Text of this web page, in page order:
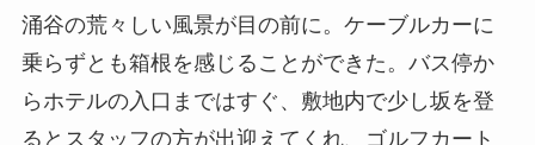
涌谷の荒々しい風景が目の前に。ケーブルカーに
乗らずとも箱根を感じることができた。バス停か
らホテルの入口まではすぐ、敷地内で少し坂を登
るとスタッフの方が出迎えてくれ、ゴルフカート